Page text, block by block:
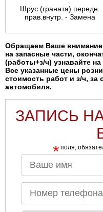
Шрус (граната) передн.
прав.внутр. - Замена
Обращаем Ваше
на запасные части,
(работы+з/ч) узнавайте
Все указанные цены
стоимость работ и з/ч, за
автомобиля.
ЗАПИСЬ
* поля,